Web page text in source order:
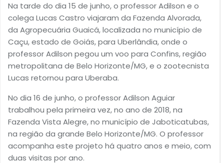
Na tarde do dia 15 de junho, o professor Adilson e o
colega Lucas Castro viajaram da Fazenda Alvorada,
da Agropecuária Guaicá, localizada no município de
Caçu, estado de Goiás, para Uberlândia, onde o
professor Adilson pegou um voo para Confins, região
metropolitana de Belo Horizonte/MG, e o zootecnista
Lucas retornou para Uberaba.
No dia 16 de junho, o professor Adilson Aguiar
trabalhou pela primeira vez, no ano de 2018, na
Fazenda Vista Alegre, no município de Jaboticatubas,
na região da grande Belo Horizonte/MG. O professor
acompanha este projeto há quatro anos e meio, com
duas visitas por ano.